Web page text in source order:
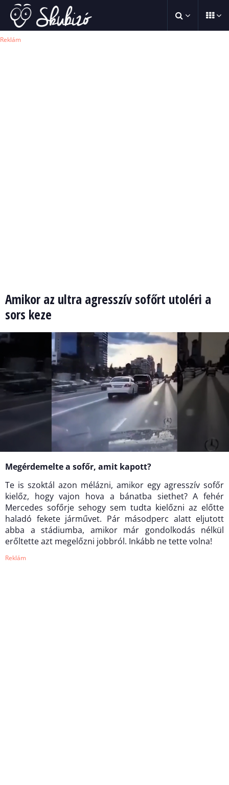
Reklám
Amikor az ultra agresszív sofőrt utoléri a
sors keze
Megérdemelte a sofőr, amit kapott?
Te is szoktál azon mélázni, amikor egy agresszív sofőr
kielőz, hogy vajon hova a bánatba siethet? A fehér
Mercedes sofőrje sehogy sem tudta kielőzni az előtte
haladó fekete járművet. Pár másodperc alatt eljutott
abba a stádiumba, amikor már gondolkodás nélkül
erőltette azt megelőzni jobbról. Inkább ne tette volna!
Reklám